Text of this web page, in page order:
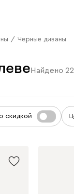
/ Черные диваны
Найдено 22
скидкой